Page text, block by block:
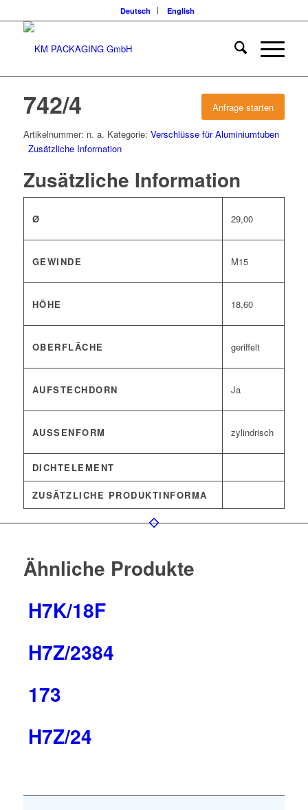
Deutsch English
Anfrage starten
742/4
Artikelnummer: n. a. Kategorie: Verschlüsse für Aluminiumtuben
Zusätzliche Information
Zusätzliche Information
Ø 29,00
GEWINDE M15
HÖHE 18,60
OBERFLÄCHE geriffelt
AUFSTECHDORN Ja
AUSSENFORM zylindrisch
DICHTELEMENT
ZUSÄTZLICHE PRODUKTINFORMA
Ähnliche Produkte
H7K/18F
H7Z/2384
173
H7Z/24